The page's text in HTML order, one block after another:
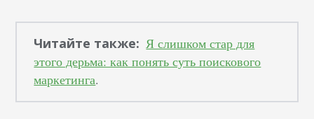
Читайте также: Я слишком стар для
этого дерьма: как понять суть поискового
маркетинга.